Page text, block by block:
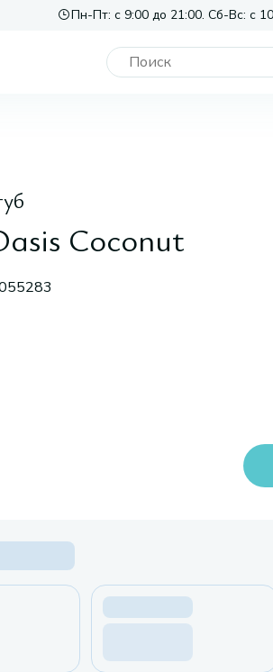
Пн-Пт: с 9:00 до 21:00. Сб-Вс: с
Coconut